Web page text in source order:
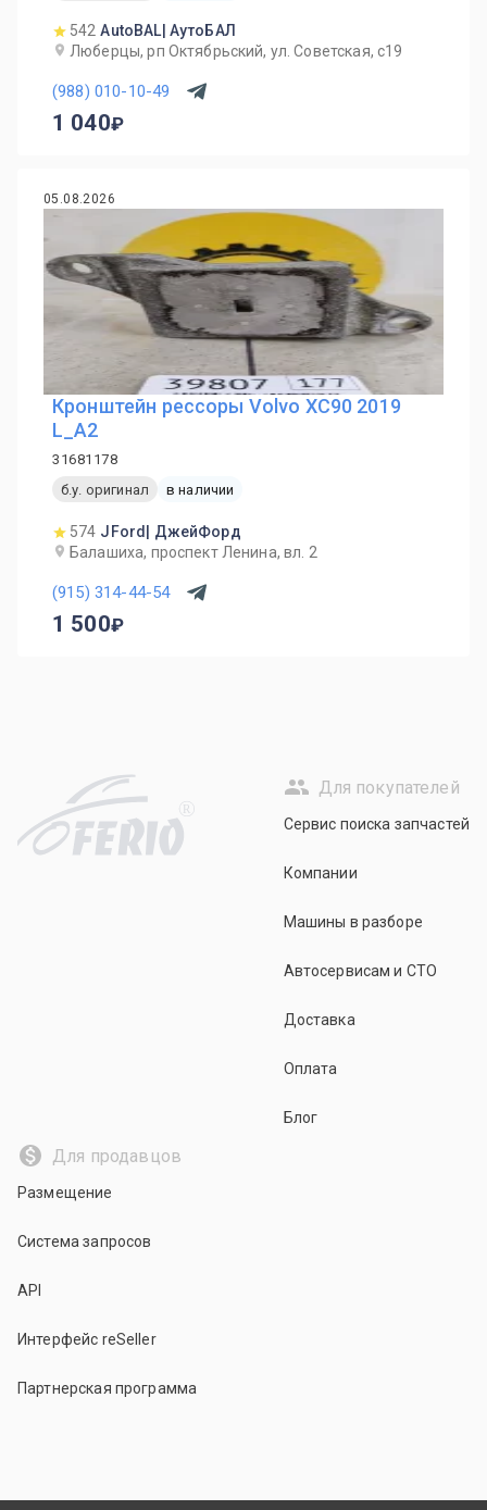
542 AutoBAL| АутоБАЛ
Люберцы, рп Октябрьский, ул. Советская, с19
(988) 010-10-49
1 040
05.08.2026
Кронштейн рессоры Volvo XC90 2019
L_A2
31681178
б.у. оригинал
в наличии
574 JFord| ДжейФорд
Балашиха, проспект Ленина, вл. 2
(915) 314-44-54
1 500
R
Для покупателей
Сервис поиска запчастей
Компании
Машины в разборе
Автосервисам и СТО
Доставка
Оплата
Блог
Для продавцов
Размещение
Система запросов
API
Интерфейс reSeller
Партнерская программа